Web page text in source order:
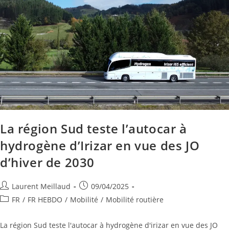
La région Sud teste l’autocar à
hydrogène d’Irizar en vue des JO
d’hiver de 2030
Laurent Meillaud
09/04/2025
FR / FR HEBDO / Mobilité / Mobilité routière
La région Sud teste l'autocar à hydrogène d'irizar en vue des JO